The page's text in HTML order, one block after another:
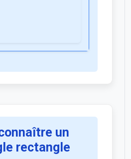
un
rectangle